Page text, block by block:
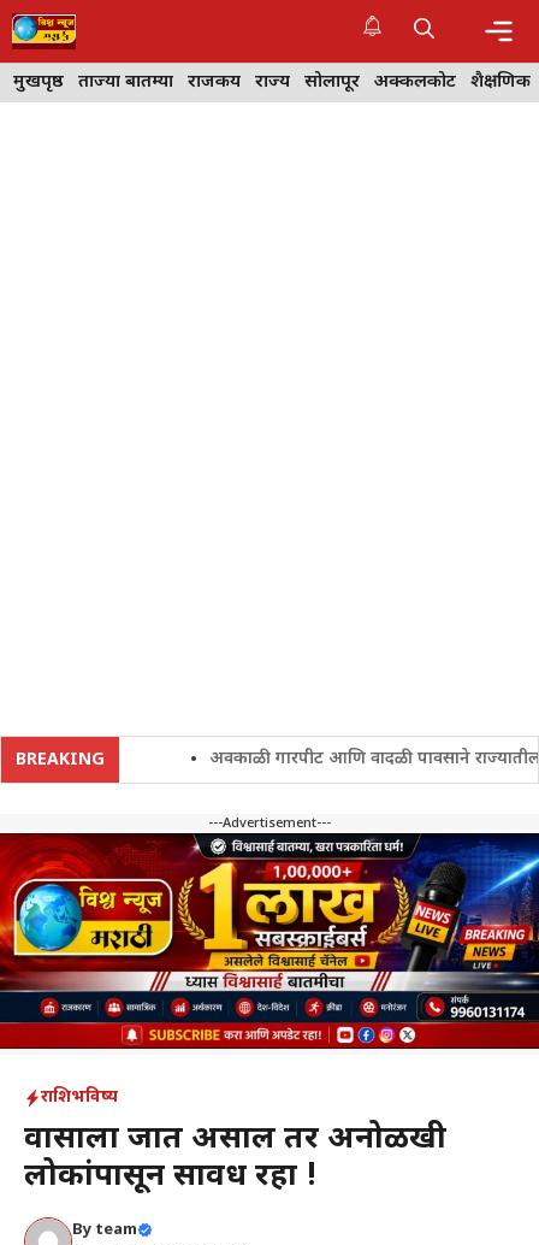
Skip
to
content
मुखपृष्ठ ताज्या बातम्या राजकीय राज्य सोलापूर अक्कलकोट शैक्षणिक
BREAKING अवकाळी गारपीट आणि वादळी पावसाने राज्यातील
---Advertisement---
राशिभविष्य
प्रवासाला जात असाल तर अनोळखी
लोकांपासून सावध रहा !
By team